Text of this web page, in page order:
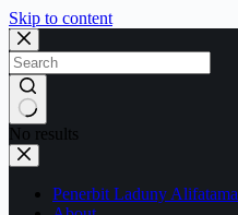
Skip to content
No results
Penerbit Laduny Alifatama